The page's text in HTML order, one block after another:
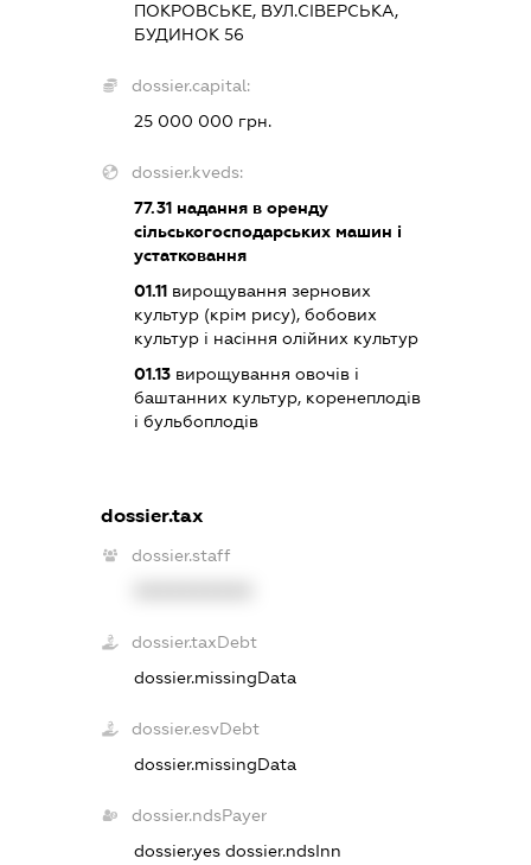
ПОКРОВСЬКЕ, ВУЛ.СІВЕРСЬКА,
БУДИНОК 56
dossier.capital:
25 000 000 грн.
dossier.kveds:
77.31 надання в оренду
сільськогосподарських машин і
устатковання
01.11 вирощування зернових
культур (крім рису), бобових
культур і насіння олійних культур
01.13 вирощування овочів і
баштанних культур, коренеплодів
і бульбоплодів
dossier.tax
dossier.staff
dossier.taxDebt
dossier.missingData
dossier.esvDebt
dossier.missingData
dossier.ndsPayer
dossier.yesdossier.ndsInn